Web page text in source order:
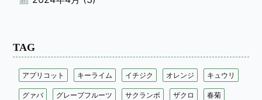
TAG
アプリコット キーライム イチジク オレンジ キュウリ
グァバ グレープフルーツ サクランボ ザクロ 春菊